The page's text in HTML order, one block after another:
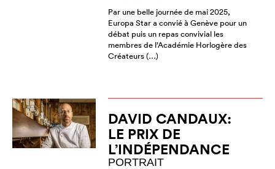
Par une belle journée de mai 2025,
Europa Star a convié à Genève pour un
débat puis un repas convivial les
membres de l’Académie Horlogère des
Créateurs (…)
DAVID CANDAUX:
LE PRIX DE
L’INDÉPENDANCE
PORTRAIT